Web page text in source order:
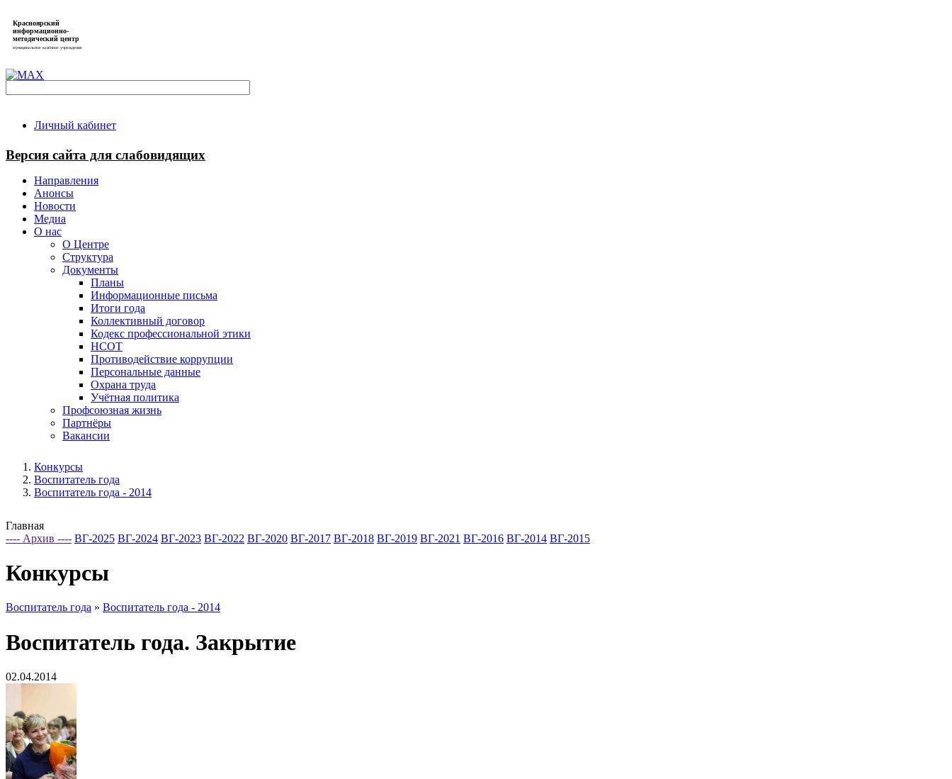
Красноярский
информационно-
методический центр
муниципальное казённое учреждение
Личный кабинет
Версия сайта для слабовидящих
Направления
Анонсы
Новости
Медиа
О нас
О Центре
Структура
Документы
Планы
Информационные письма
Итоги года
Коллективный договор
Кодекс профессиональной этики
НСОТ
Противодействие коррупции
Персональные данные
Охрана труда
Учётная политика
Профсоюзная жизнь
Партнёры
Вакансии
Конкурсы
Воспитатель года
Воспитатель года - 2014
Главная
---- Архив ---- ВГ-2025 ВГ-2024 ВГ-2023 ВГ-2022 ВГ-2020 ВГ-2017 ВГ-2018 ВГ-2019 ВГ-2021 ВГ-2016 ВГ-2014 ВГ-2015
Конкурсы
Воспитатель года » Воспитатель года - 2014
Воспитатель года. Закрытие
02.04.2014